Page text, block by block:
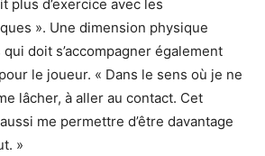
plus d’exercice avec les
». Une dimension physique
doit s’accompagner également
le joueur. « Dans le sens où je ne
lâcher, à aller au contact. Cet
me permettre d’être davantage
»